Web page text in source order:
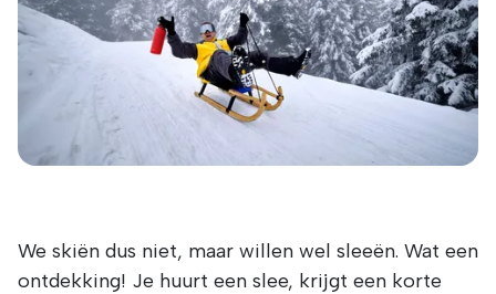
We skiën dus niet, maar willen wel sleeën. Wat een
ontdekking! Je huurt een slee, krijgt een korte